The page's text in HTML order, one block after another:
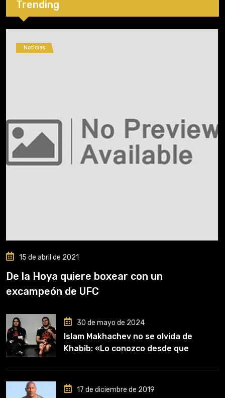
Trending
Noticias
15 de abril de 2021
De la Hoya quiere boxear con un
excampeón de UFC
30 de mayo de 2024
Islam Makhachev no se olvida de
Khabib: «Lo conozco desde que
clave en mi carrera»
17 de diciembre de 2019